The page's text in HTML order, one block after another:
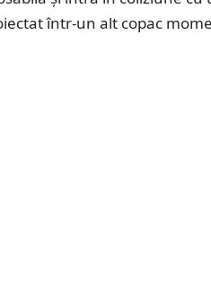
într-un alt copac